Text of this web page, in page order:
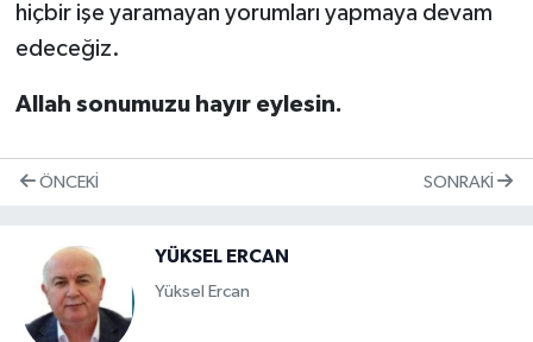
hiçbir işe yaramayan yorumları yapmaya devam
edeceğiz.
Allah sonumuzu hayır eylesin.
ÖNCEKI SONRAKI
YÜKSEL ERCAN
Yüksel Ercan